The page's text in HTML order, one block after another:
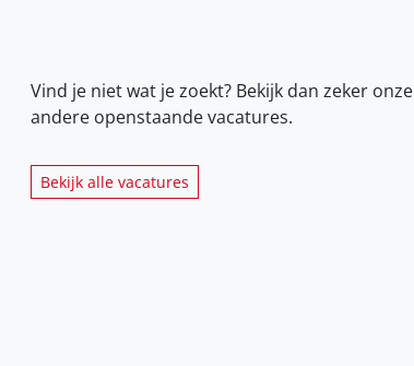
Vind je niet wat je zoekt? Bekijk dan zeker onze
andere openstaande vacatures.
Bekijk alle vacatures